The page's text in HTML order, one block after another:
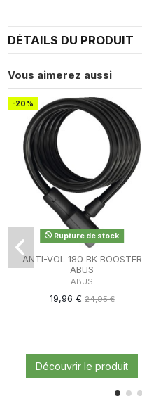
DÉTAILS DU PRODUIT
Vous aimerez aussi
-20%
Rupture de stock
ANTI-VOL 180 BK BOOSTER
ABUS
ABUS
19,96 € 24,95 €
Découvrir le produit